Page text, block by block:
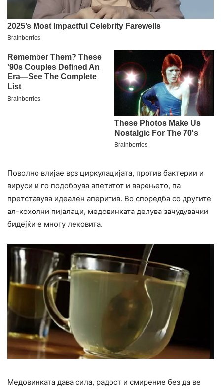
Поволно влијае врз циркулацијата, против бактерии и
вируси и го подобрува апетитот и варењето, па
претставува идеален аперитив. Во споредба со другите
ал-кохолни пијалаци, медовинката делува зачудувачки
бидејќи е многу лековита.
Медовинката дава сила, радост и смирение без да ве